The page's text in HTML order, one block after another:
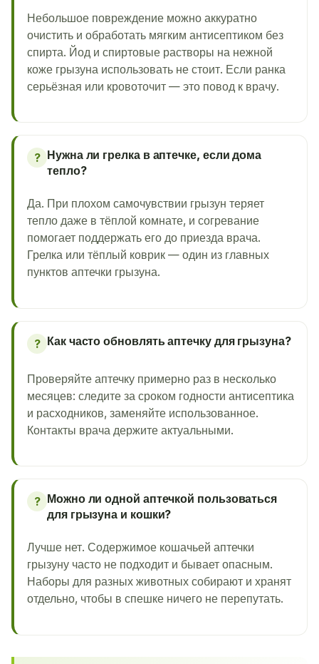
Небольшое повреждение можно аккуратно
очистить и обработать мягким антисептиком без
спирта. Йод и спиртовые растворы на нежной
коже грызуна использовать не стоит. Если ранка
серьёзная или кровоточит — это повод к врачу.
? Нужна ли грелка в аптечке, если дома
тепло?
Да. При плохом самочувствии грызун теряет
тепло даже в тёплой комнате, и согревание
помогает поддержать его до приезда врача.
Грелка или тёплый коврик — один из главных
пунктов аптечки грызуна.
? Как часто обновлять аптечку для грызуна?
Проверяйте аптечку примерно раз в несколько
месяцев: следите за сроком годности антисептика
и расходников, заменяйте использованное.
Контакты врача держите актуальными.
? Можно ли одной аптечкой пользоваться
для грызуна и кошки?
Лучше нет. Содержимое кошачьей аптечки
грызуну часто не подходит и бывает опасным.
Наборы для разных животных собирают и хранят
отдельно, чтобы в спешке ничего не перепутать.